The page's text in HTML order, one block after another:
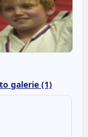
galerie (1)